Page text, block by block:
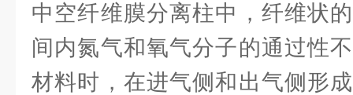
中空纤维膜分离柱中，纤维状
间内氮气和氧气分子的通过性
材料时，在进气侧和出气侧形